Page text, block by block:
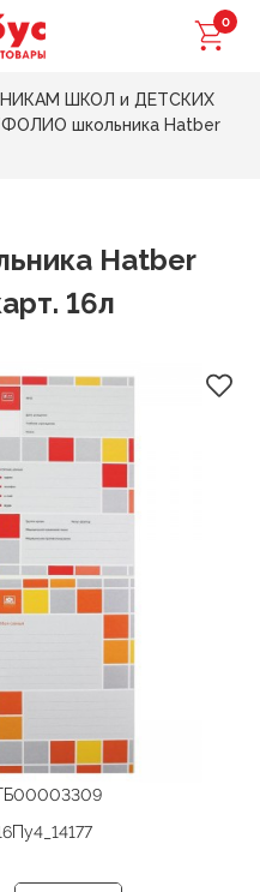
0
ШКОЛ и ДЕТСКИХ
школьника Hatber
Hatber
16л